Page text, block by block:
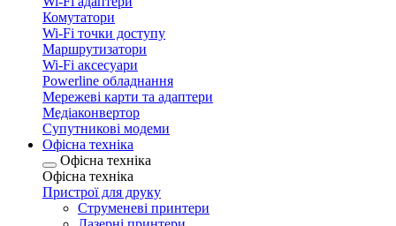
Комутатори
Wi-Fi точки доступу
Маршрутизатори
Wi-Fi аксесуари
Рowerline обладнання
Мережеві карти та адаптери
Медіаконвертор
Супутникові модеми
Офісна техніка
Офісна техніка
Офісна техніка
Пристрої для друку
Струменеві принтери